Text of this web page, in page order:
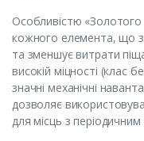
Особливістю «Золотого
кожного елемента, що
та зменшує витрати
високій міцності (клас
значні механічні
дозволяє
для місць з